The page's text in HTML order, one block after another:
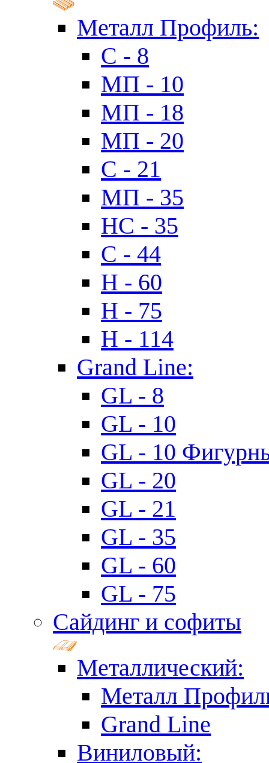
Металл Профиль:
C - 8
МП - 10
МП - 18
МП - 20
C - 21
МП - 35
HC - 35
C - 44
H - 60
H - 75
H - 114
Grand Line:
GL - 8
GL - 10
GL - 10
GL - 20
GL - 21
GL - 35
GL - 60
GL - 75
Сайдинг и софиты
Металлический:
Металл
Grand Line
Виниловый: